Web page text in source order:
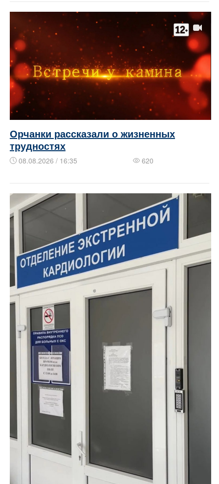
Орчанки рассказали о жизненных
трудностях
08.08.2026 / 16:35 620